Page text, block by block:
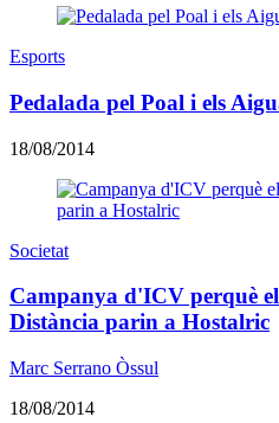
Esports
Pedalada pel Poal i els
18/08/2014
Societat
Campanya d'ICV perquè
Distància parin a Hostalric
Marc Serrano Òssul
18/08/2014